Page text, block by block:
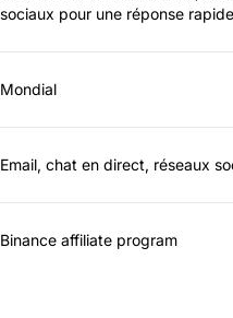
sociaux pour une réponse
Mondial
Email, chat en direct, réseaux
Binance affiliate program